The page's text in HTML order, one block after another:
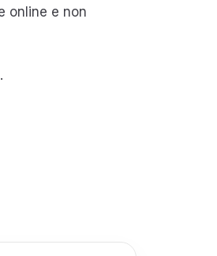
online e non